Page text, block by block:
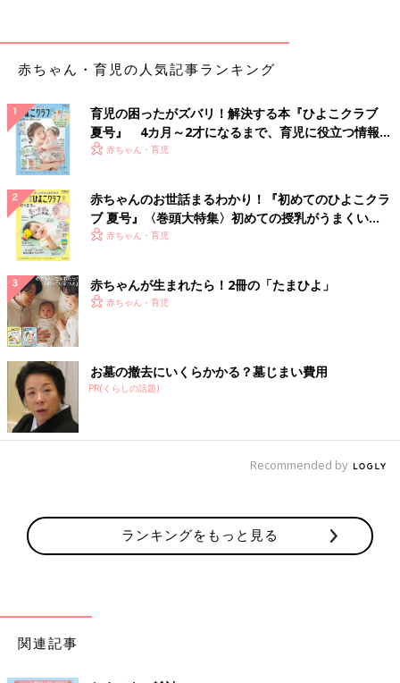
赤ちゃん・育児の人気記事ランキング
育児の困ったがズバリ！解決する本『ひよこクラブ
夏号』 4カ月～2才になるまで、育児に役立つ情報が
いっぱい！
赤ちゃん・育児
赤ちゃんのお世話まるわかり！『初めてのひよこクラ
ブ 夏号』〈巻頭大特集〉初めての授乳がうまくい
く！ おっぱい・ミルクの基本と夏のトラブル 解決テ
赤ちゃん・育児
赤ちゃんが生まれたら！2冊の「たまひよ」
赤ちゃん・育児
お墓の撤去にいくらかかる？墓じまい費用
PR(くらしの話題)
Recommended by
ランキングをもっと見る
関連記事